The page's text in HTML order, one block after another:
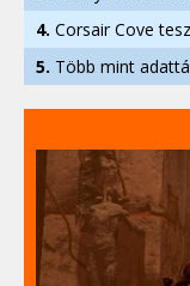
4. Corsair Cove
5. Több mint